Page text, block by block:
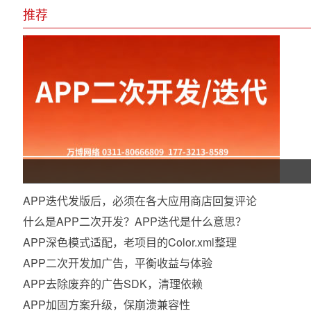
推荐
APP迭代发版后，必须在各大应用商店回复评论
什么是APP二次开发？APP迭代是什么意思？
APP深色模式适配，老项目的Color.xml整理
APP二次开发加广告，平衡收益与体验
APP去除废弃的广告SDK，清理依赖
APP加固方案升级，保崩溃兼容性